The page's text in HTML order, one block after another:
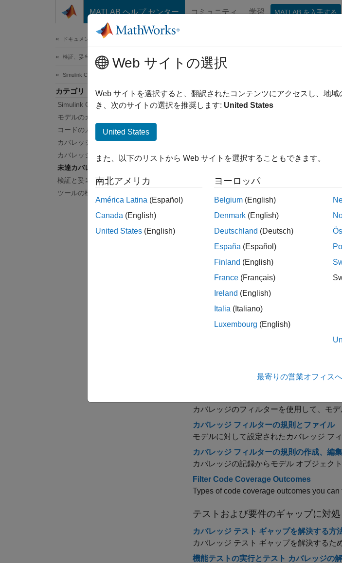
コンテンツへスキップ
MATLAB ヘルプ センター コミュニティ 学習 MATLAB を入手する
ドキュメンテーションのホーム
検証、妥当性確認、テスト
Simulink Coverage
カテゴリ
Simulink Coverage 入門
モデルのカバレッジの収集
コードのカバレッジの収集
カバレッジ データの管理
カバレッジの解析と結果の表示
未達カバレッジの解決
検証と妥当性確認
ツールの検定と認定
未達カバレッジの解決
カバレッジ結果をフィルター処理し、ギ
テストする設計のさまざまな面にカバレ
る予定のない達成されない結果を正当化
件、または正しくない実装を示している
クラス
すべて展開する
フィルターおよびフィルター
フィルター用のセレクターの
モデル設定
すべて展開する
カバレッジ
カバレッジ結果の除外または正当化
カバレッジのフィルターを使用して、モ
カバレッジ フィルターの規則とファイル
モデルに対して設定されたカバレッジ フ
カバレッジ フィルターの規則の作成、編
カバレッジの記録からモデル オブジェク
Filter Code Coverage Outcomes
Types of code coverage outcomes you
テストおよび要件のギャップに対処
カバレッジ テスト ギャップを解決する方
カバレッジ テスト ギャップを解決するた
機能テストの実行とテスト カバレッジの
Web サイトの選択
Web サイトを選択すると、翻訳されたコンテンツにアクセスし、地
き、次のサイトの選択を推奨します: United States
United States
また、以下のリストから Web サイトを選択することもできます。
南北アメリカ
América Latina (Español)
Canada (English)
United States (English)
ヨーロッパ
Belgium (English)
Denmark (English)
Deutschland (Deutsch)
España (Español)
Finland (English)
France (Français)
Ireland (English)
Italia (Italiano)
Luxembourg (English)
最寄りの営業オフィス